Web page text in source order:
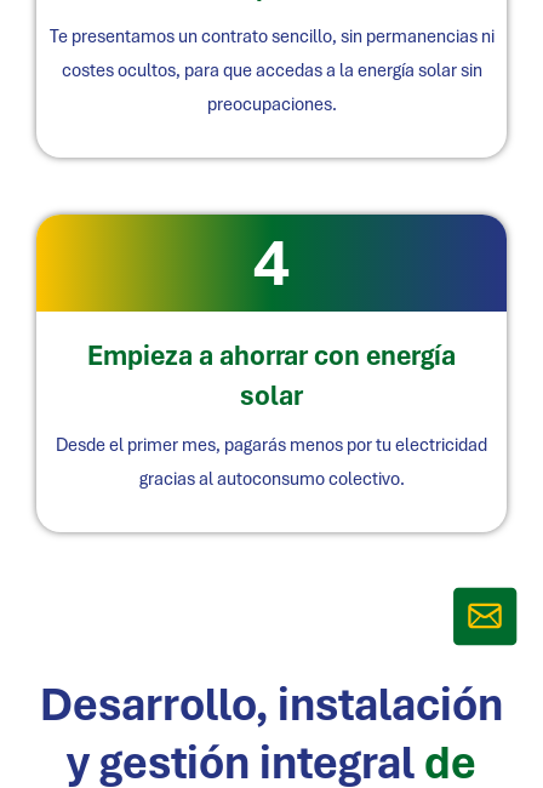
Te presentamos un contrato sencillo, sin permanencias ni
costes ocultos, para que accedas a la energía solar sin
preocupaciones.
4
Empieza a ahorrar con energía
solar
Desde el primer mes, pagarás menos por tu electricidad
gracias al autoconsumo colectivo.
Desarrollo, instalación
y gestión integralde